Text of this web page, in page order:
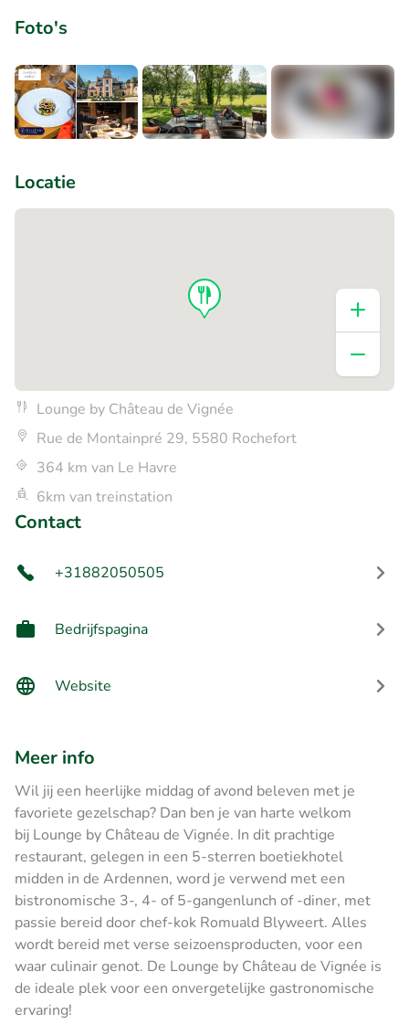
Foto's
Locatie
Lounge by Château de Vignée
Rue de Montainpré 29, 5580 Rochefort
364 km van Le Havre
6km van treinstation
Contact
+31882050505
Bedrijfspagina
Website
Meer info
Wil jij een heerlijke middag of avond beleven met je
favoriete gezelschap? Dan ben je van harte welkom
bij Lounge by Château de Vignée. In dit prachtige
restaurant, gelegen in een 5-sterren boetiekhotel
midden in de Ardennen, word je verwend met een
bistronomische 3-, 4- of 5-gangenlunch of -diner, met
passie bereid door chef-kok Romuald Blyweert. Alles
wordt bereid met verse seizoensproducten, voor een
waar culinair genot. De Lounge by Château de Vignée is
de ideale plek voor een onvergetelijke gastronomische
ervaring!